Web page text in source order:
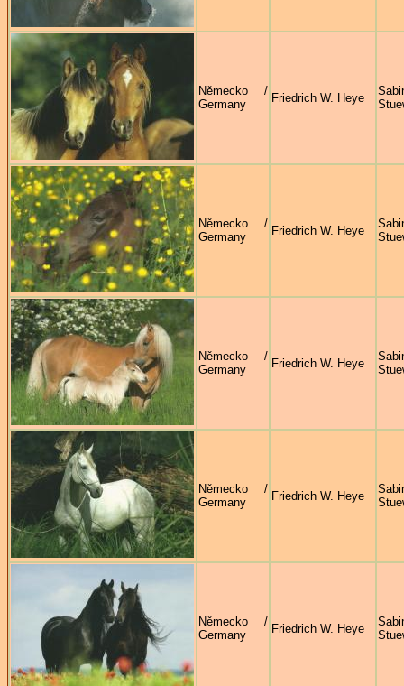
Německo /
Germany
Friedrich W. Heye
Německo /
Germany
Friedrich W. Heye
Německo /
Germany
Friedrich W. Heye
Německo /
Germany
Friedrich W. Heye
Německo /
Germany
Friedrich W. Heye